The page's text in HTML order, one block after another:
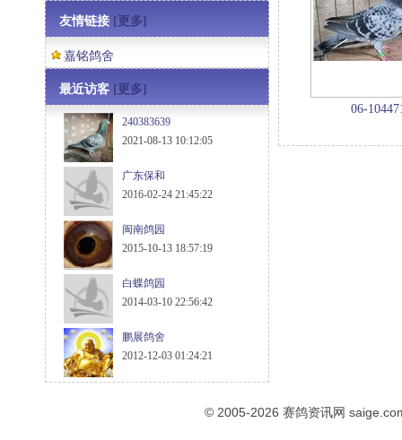
友情链接 [更多]
嘉铭鸽舍
最近访客 [更多]
240383639
2021-08-13 10:12:05
广东保和
2016-02-24 21:45:22
闽南鸽园
2015-10-13 18:57:19
白蝶鸽园
2014-03-10 22:56:42
鹏展鸽舍
2012-12-03 01:24:21
06-
© 2005-2026 赛鸽资讯网